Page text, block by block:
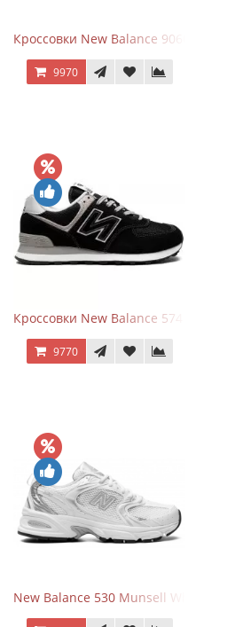
Кроссовки New Balance 9060 Rain
9970
Кроссовки New Balance 574 Evergreen
9770
New Balance 530 Munsell White Silver